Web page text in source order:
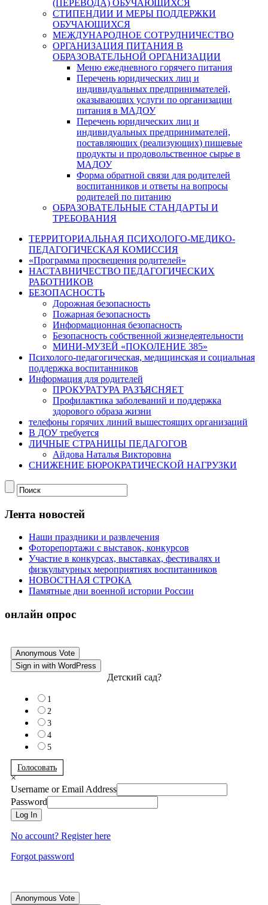
(ПЕРЕВОДА) ОБУЧАЮЩИХСЯ
СТИПЕНДИИ И МЕРЫ ПОДДЕРЖКИ
ОБУЧАЮЩИХСЯ
МЕЖДУНАРОДНОЕ СОТРУДНИЧЕСТВО
ОРГАНИЗАЦИЯ ПИТАНИЯ В
ОБРАЗОВАТЕЛЬНОЙ ОРГАНИЗАЦИИ
Меню ежедневного горячего питания
Перечень юридических лиц и
индивидуальных предпринимателей,
оказывающих услуги по организации
питания в МАДОУ
Перечень юридических лиц и
индивидуальных предпринимателей,
поставляющих (реализующих) пищевые
продукты и продовольственное сырье в
МАДОУ
Форма обратной связи для родителей
воспитанников и ответы на вопросы
родителей по питанию
ОБРАЗОВАТЕЛЬНЫЕ СТАНДАРТЫ И
ТРЕБОВАНИЯ
ТЕРРИТОРИАЛЬНАЯ ПСИХОЛОГО-МЕДИКО-
ПЕДАГОГИЧЕСКАЯ КОМИССИЯ
«Программа просвещения родителей»
НАСТАВНИЧЕСТВО ПЕДАГОГИЧЕСКИХ
РАБОТНИКОВ
БЕЗОПАСНОСТЬ
Дорожная безопасность
Пожарная безопасность
Информационная безопасность
Безопасность собственной жизнедеятельности
МИНИ-МУЗЕЙ «ПОКОЛЕНИЕ 385»
Психолого-педагогическая, медицинская и социальная
поддержка воспитанников
Информация для родителей
ПРОКУРАТУРА РАЗЪЯСНЯЕТ
Профилактика заболеваний и поддержка
здорового образа жизни
телефоны горячих линий вышестоящих организаций
В ДОУ требуется
ЛИЧНЫЕ СТРАНИЦЫ ПЕДАГОГОВ
Айдова Наталья Викторовна
СНИЖЕНИЕ БЮРОКРАТИЧЕСКОЙ НАГРУЗКИ
Лента новостей
Наши праздники и развлечения
Фоторепортажи с выставок, конкурсов
Участие в конкурсах, выставках, фестивалях и
физкультурных мероприятиях воспитанников
НОВОСТНАЯ СТРОКА
Памятные дни военной истории России
онлайн опрос
Anonymous Vote
Sign in with WordPress
Детский сад?
1
2
3
4
5
Голосовать
×
Username or Email Address
Password
Log In
No account? Register here
Forgot password
Anonymous Vote